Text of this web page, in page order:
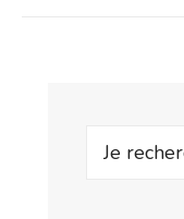
Search